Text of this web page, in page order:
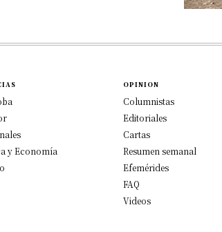
y Economía
OPINION
Columnistas
Editoriales
Cartas
Resumen semanal
Efemérides
FAQ
Videos